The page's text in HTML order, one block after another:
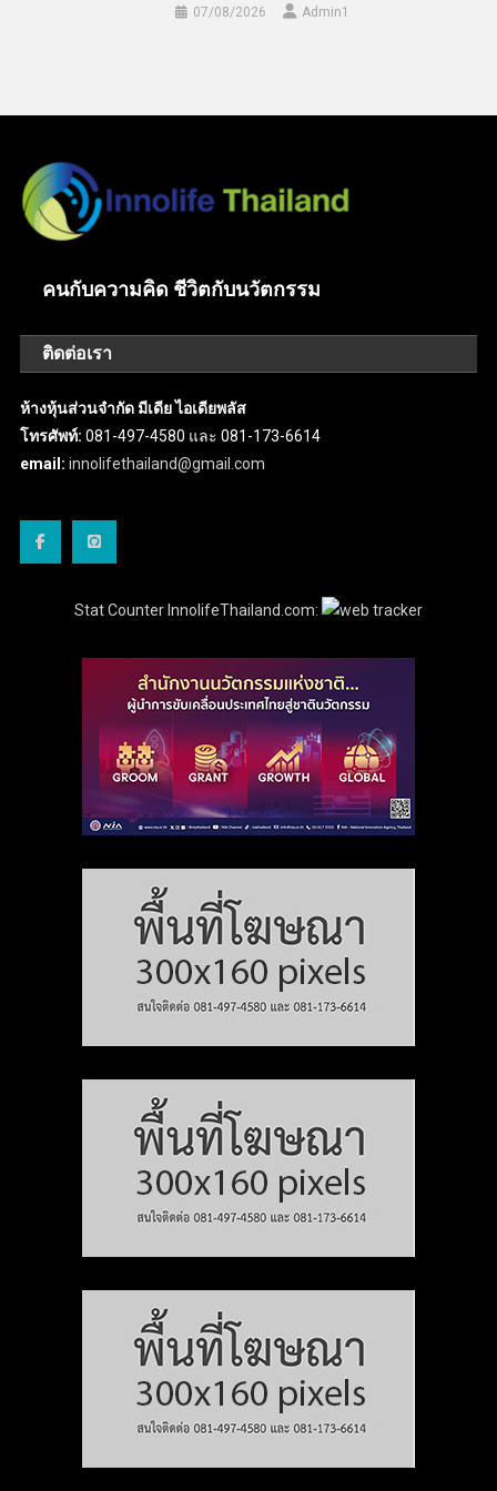
07/08/2026 Admin​1
คนกับความคิด ชีวิตกับนวัตกรรม
ติดต่อเรา
ห้างหุ้นส่วนจำกัด มีเดีย ไอเดียพลัส
โทรศัพท์: 081-497-4580 และ 081-173-6614
email: innolifethailand@gmail.com
Stat Counter InnolifeThailand.com: